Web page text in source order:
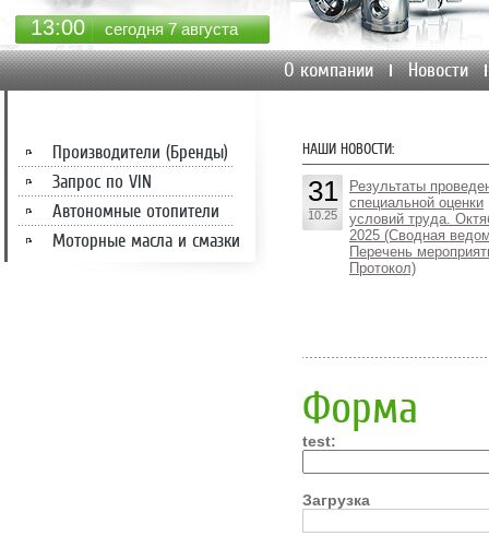
13 00 сегодня 7 августа
О компании Новости
НАШИ НОВОСТИ:
31
10.25
Результаты
специальной оценки
условий труда.
2025 (Сводная
Перечень
Протокол)
Форма
test:
Загрузка
Производители (Бренды)
Запрос по VIN
Автономные отопители
Моторные масла и смазки